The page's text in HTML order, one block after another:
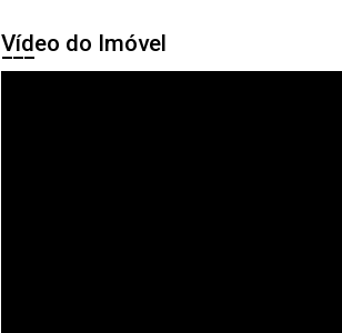
Vídeo do Imóvel